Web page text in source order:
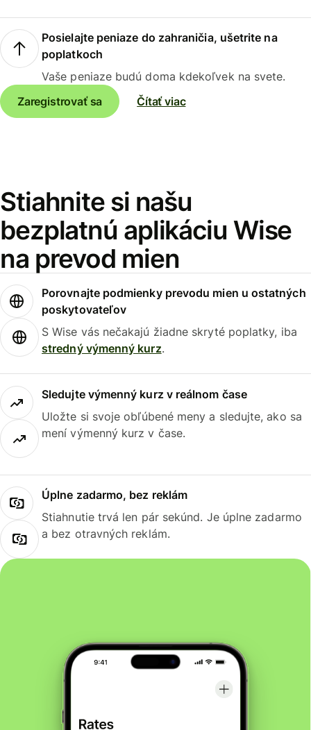
Posielajte peniaze do zahraničia, ušetrite na
poplatkoch
Vaše peniaze budú doma kdekoľvek na svete.
Zaregistrovať sa
Čítať viac
Stiahnite si našu
bezplatnú aplikáciu Wise
na prevod mien
Porovnajte podmienky prevodu mien u ostatných
poskytovateľov
S Wise vás nečakajú žiadne skryté poplatky, iba
stredný výmenný kurz.
Sledujte výmenný kurz v reálnom čase
Uložte si svoje obľúbené meny a sledujte, ako sa
mení výmenný kurz v čase.
Úplne zadarmo, bez reklám
Stiahnutie trvá len pár sekúnd. Je úplne zadarmo
a bez otravných reklám.